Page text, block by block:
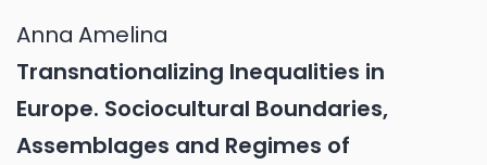
Anna Amelina
Transnationalizing Inequalities in
Europe. Sociocultural Boundaries,
Assemblages and Regimes of